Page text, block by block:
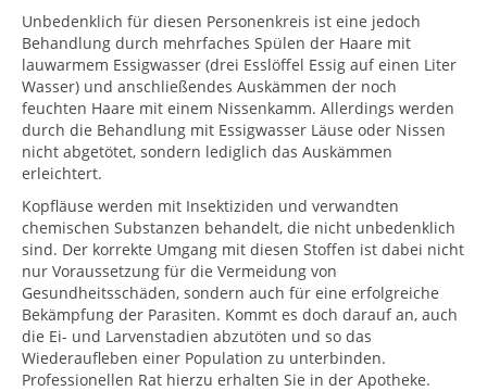
Unbedenklich für diesen Personenkreis ist eine jedoch
Behandlung durch mehrfaches Spülen der Haare mit
lauwarmem Essigwasser (drei Esslöffel Essig auf einen Liter
Wasser) und anschließendes Auskämmen der noch
feuchten Haare mit einem Nissenkamm. Allerdings werden
durch die Behandlung mit Essigwasser Läuse oder Nissen
nicht abgetötet, sondern lediglich das Auskämmen
erleichtert.
Kopfläuse werden mit Insektiziden und verwandten
chemischen Substanzen behandelt, die nicht unbedenklich
sind. Der korrekte Umgang mit diesen Stoffen ist dabei nicht
nur Voraussetzung für die Vermeidung von
Gesundheitsschäden, sondern auch für eine erfolgreiche
Bekämpfung der Parasiten. Kommt es doch darauf an, auch
die Ei- und Larvenstadien abzutöten und so das
Wiederaufleben einer Population zu unterbinden.
Professionellen Rat hierzu erhalten Sie in der Apotheke.